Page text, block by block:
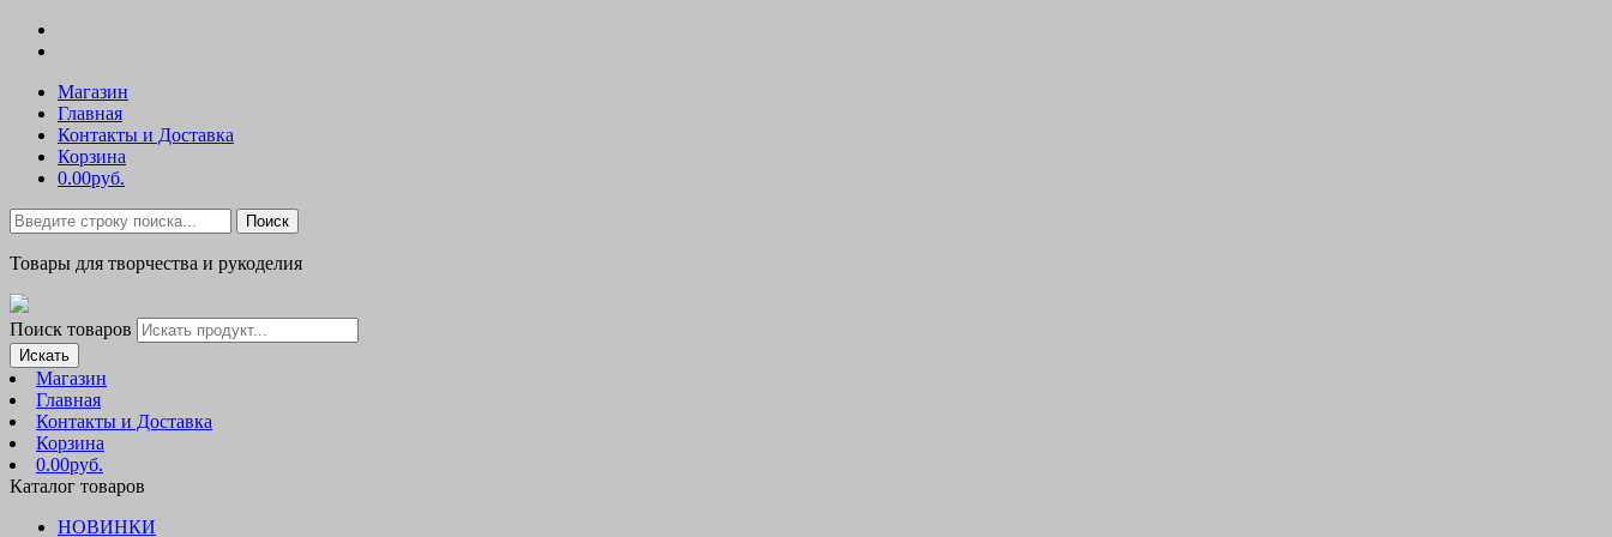
Магазин
Главная
Контакты и Доставка
Корзина
0.00руб.
Поиск
Товары для творчества и рукоделия
Поиск товаров
Искать
Магазин
Главная
Контакты и Доставка
Корзина
0.00руб.
Каталог товаров
НОВИНКИ